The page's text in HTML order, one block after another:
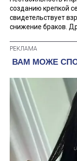
созданию крепкой
свидетельствует
снижение браков.